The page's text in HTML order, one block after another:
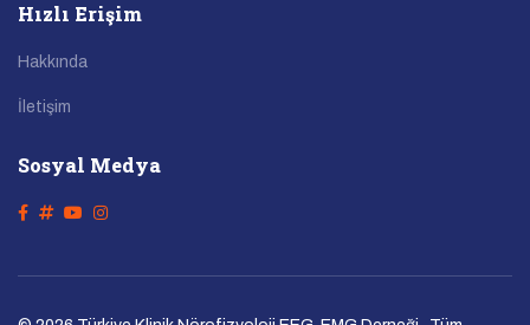
Hızlı Erişim
Hakkında
İletişim
Sosyal Medya